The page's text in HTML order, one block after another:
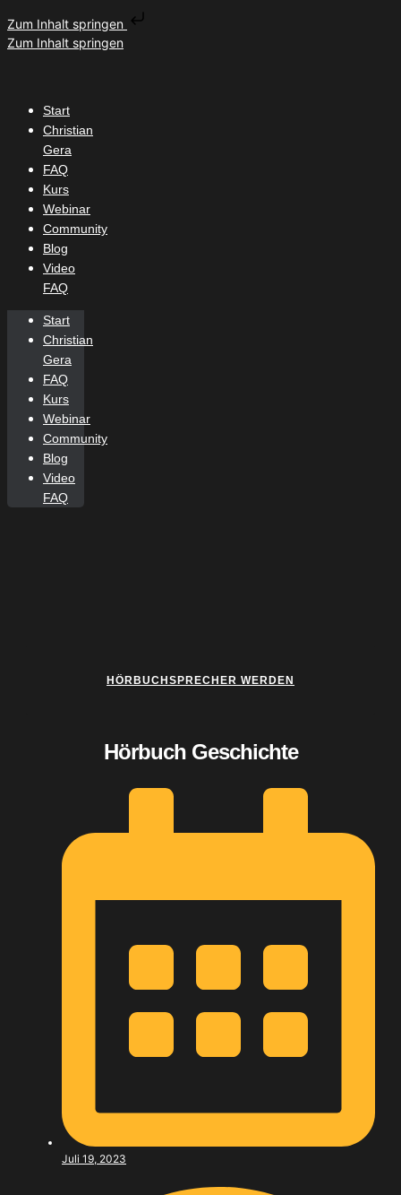
Zum Inhalt springen
Zum Inhalt springen
Start
Christian
Gera
FAQ
Kurs
Webinar
Community
Blog
Video
FAQ
Start
Christian
Gera
FAQ
Kurs
Webinar
Community
Blog
Video
FAQ
HÖRBUCHSPRECHER WERDEN
Hörbuch Geschichte
Juli 19, 2023